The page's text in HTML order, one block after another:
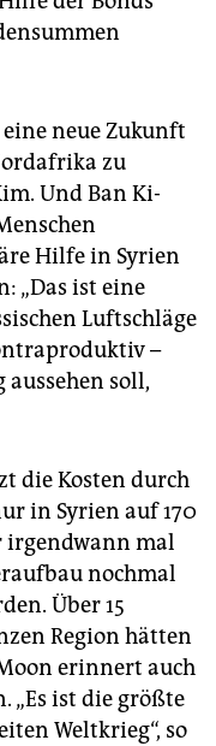
neue Zukunft
zu
Und Ban Ki-
Hilfe in Syrien
„Das ist eine
Luftschläge
–
soll,
die Kosten durch
in Syrien auf 170
irgendwann mal
nochmal
Über 15
Region hätten
erinnert auch
„Es ist die größte
Weltkrieg“, so